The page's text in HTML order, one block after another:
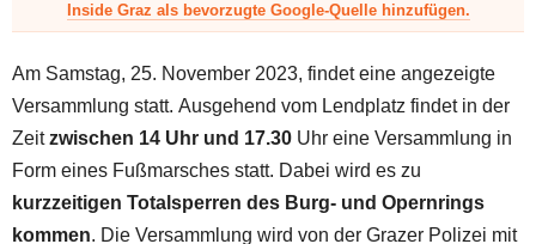
Inside Graz als bevorzugte Google-Quelle hinzufügen.
Am Samstag, 25. November 2023, findet eine angezeigte
Versammlung statt. Ausgehend vom Lendplatz findet in der
Zeitzwischen 14 Uhr und 17.30 Uhr eine Versammlung in
Form eines Fußmarsches statt. Dabei wird es zu
kurzzeitigen Totalsperren des Burg- und Opernrings
kommen. Die Versammlung wird von der Grazer Polizei mit